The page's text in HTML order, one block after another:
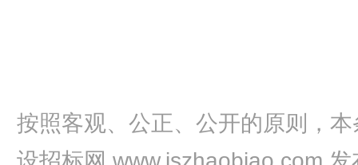
按照客观、公正、公开的原则，